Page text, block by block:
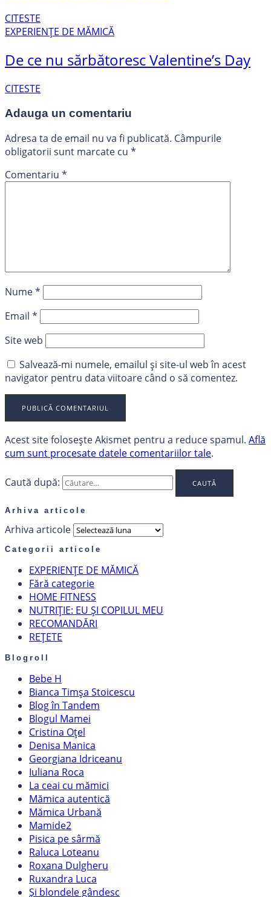
CITESTE
EXPERIENȚE DE MĂMICĂ
De ce nu sărbătoresc Valentine’s Day
CITESTE
Adauga un comentariu
Adresa ta de email nu va fi publicată. Câmpurile
obligatorii sunt marcate cu *
Comentariu *
Nume*
Email *
Site web
Salvează-mi numele, emailul și site-ul web în acest
navigator pentru data viitoare când o să comentez.
Acest site folosește Akismet pentru a reduce spamul. Află
cum sunt procesate datele comentariilor tale.
Caută după:
Arhiva articole
Arhiva articole
Categorii articole
EXPERIENȚE DE MĂMICĂ
Fără categorie
HOME FITNESS
NUTRIȚIE: EU ȘI COPILUL MEU
RECOMANDĂRI
REȚETE
Blogroll
Bebe H
Bianca Timșa Stoicescu
Blog în Tandem
Blogul Mamei
Cristina Oțel
Denisa Manica
Georgiana Idriceanu
Iuliana Roca
La ceai cu mămici
Mămica autentică
Mămica Urbană
Mamide2
Pisica pe sârmă
Raluca Loteanu
Roxana Dulgheru
Ruxandra Luca
Și blondele gândesc